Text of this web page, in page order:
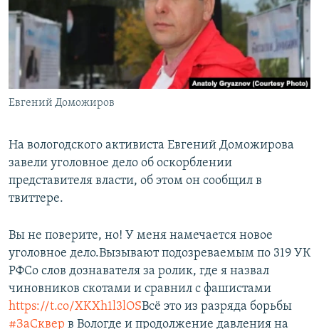
РАСПИСАНИЕ ВЕЩАНИЯ
ПОДПИШИТЕСЬ НА РАССЫЛКУ
СОЦИАЛЬНЫЕ СЕТИ
Все сайты РСЕ/РС
Евгений Доможиров
На вологодского активиста Евгений Доможирова
завели уголовное дело об оскорблении
представителя власти, об этом он сообщил в
твиттере.
Вы не поверите, но! У меня намечается новое
уголовное дело.Вызывают подозреваемым по 319 УК
РФСо слов дознавателя за ролик, где я назвал
чиновников скотами и сравнил с фашистами
https://t.co/XKXh1l3lOSВсё это из разряда борьбы
#ЗаСквер в Вологде и продолжение давления на